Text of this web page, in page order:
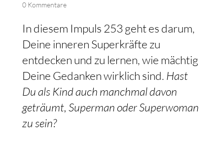
0 Kommentare
In diesem Impuls 253 geht es darum,
Deine inneren Superkräfte zu
entdecken und zu lernen, wie mächtig
Deine Gedanken wirklich sind. Hast
Du als Kind auch manchmal davon
geträumt, Superman oder Superwoman
zu sein?